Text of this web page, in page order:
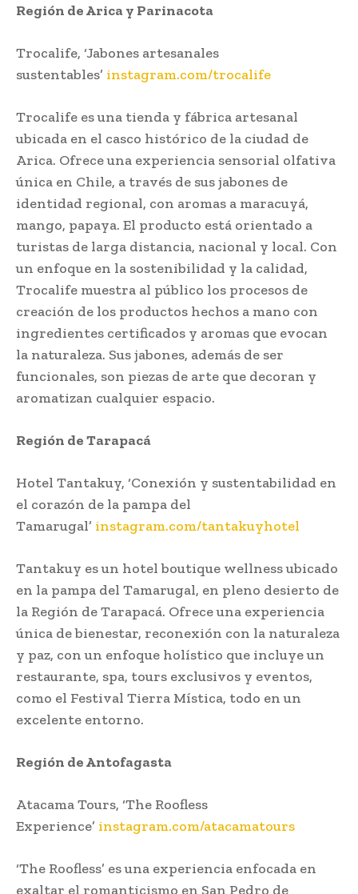
Región de Arica y Parinacota
Trocalife, ‘Jabones artesanales
sustentables’ instagram.com/trocalife
Trocalife es una tienda y fábrica artesanal
ubicada en el casco histórico de la ciudad de
Arica. Ofrece una experiencia sensorial olfativa
única en Chile, a través de sus jabones de
identidad regional, con aromas a maracuyá,
mango, papaya. El producto está orientado a
turistas de larga distancia, nacional y local. Con
un enfoque en la sostenibilidad y la calidad,
Trocalife muestra al público los procesos de
creación de los productos hechos a mano con
ingredientes certificados y aromas que evocan
la naturaleza. Sus jabones, además de ser
funcionales, son piezas de arte que decoran y
aromatizan cualquier espacio.
Región de Tarapacá
Hotel Tantakuy, ‘Conexión y sustentabilidad en
el corazón de la pampa del
Tamarugal’ instagram.com/tantakuyhotel
Tantakuy es un hotel boutique wellness ubicado
en la pampa del Tamarugal, en pleno desierto de
la Región de Tarapacá. Ofrece una experiencia
única de bienestar, reconexión con la naturaleza
y paz, con un enfoque holístico que incluye un
restaurante, spa, tours exclusivos y eventos,
como el Festival Tierra Mística, todo en un
excelente entorno.
Región de Antofagasta
Atacama Tours, ‘The Roofless
Experience’ instagram.com/atacamatours
‘The Roofless’ es una experiencia enfocada en
exaltar el romanticismo en San Pedro de